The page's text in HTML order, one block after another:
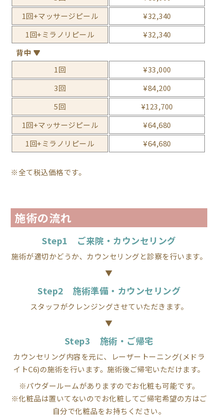
1回+マッサージピール
¥32,340
1回+ミラノリピール
¥32,340
背中
1回
¥33,000
3回
¥84,200
5回
¥123,700
1回+マッサージピール
¥64,680
1回+ミラノリピール
¥64,680
※全て税込価格です。
施術の流れ
Step1 ご来院・カウンセリング
施術が適切かどうか、カウンセリングと診察を行います。
▼
Step2 施術準備・カウンセリング
スタッフがクレンジングさせていただきます。
▼
Step3 施術・ご帰宅
カウンセリング内容を元に、レーザートーニング(メドラ
イトC6)の施術を行います。施術後ご帰宅いただけます。
※パウダールームがありますのでお化粧も可能です。
※化粧品は置いてないのでお化粧してご帰宅希望の方はご
自分で化粧品をお持ちください。